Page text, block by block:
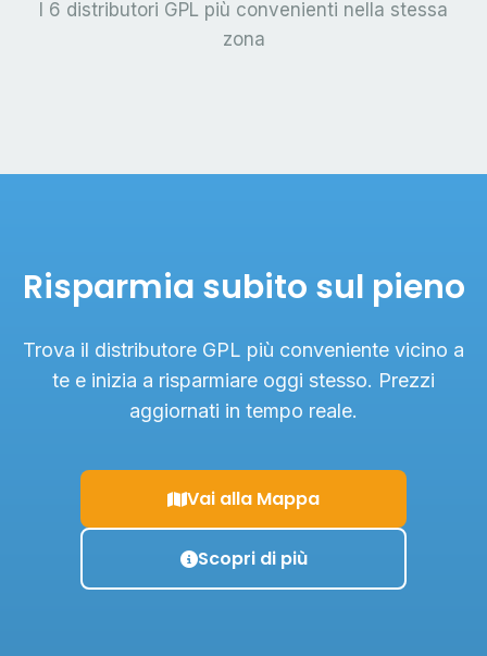
I 6 distributori GPL più convenienti nella stessa
zona
Risparmia subito sul pieno
Trova il distributore GPL più conveniente vicino a
te e inizia a risparmiare oggi stesso. Prezzi
aggiornati in tempo reale.
Vai alla Mappa
Scopri di più